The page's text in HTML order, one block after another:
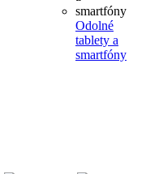
Odolné
tablety a
smartfóny